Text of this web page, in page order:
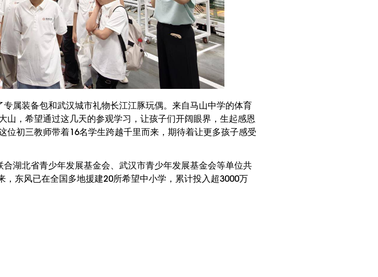
属装备包和武汉城市礼物长江江豚玩偶。来自马山中学的体育
山，希望通过这几天的参观学习，让孩子们开阔眼界，生起感恩
位初三教师带着16名学生跨越千里而来，期待着让更多孩子感受
湖北省青少年发展基金会、武汉市青少年发展基金会等单位共
，东风已在全国多地援建20所希望中小学，累计投入超3000万